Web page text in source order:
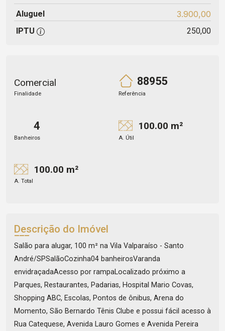
Aluguel 3.900,00
IPTU 250,00
Comercial
Finalidade
88955
Referência
4
Banheiros
100.00 m²
A. Útil
100.00 m²
A. Total
Descrição do Imóvel
Salão para alugar, 100 m² na Vila Valparaíso - Santo
André/SPSalãoCozinha04 banheirosVaranda
envidraçadaAcesso por rampaLocalizado próximo a
Parques, Restaurantes, Padarias, Hospital Mario Covas,
Shopping ABC, Escolas, Pontos de ônibus, Arena do
Momento, São Bernardo Tênis Clube e possui fácil acesso à
Rua Catequese, Avenida Lauro Gomes e Avenida Pereira